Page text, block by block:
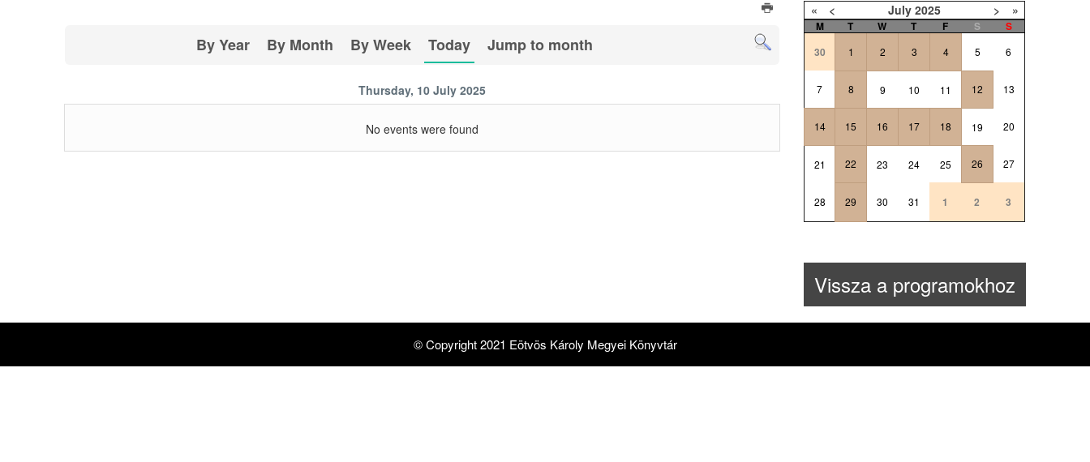
By Year By Month By Week Today Jump to month
Thursday, 10 July 2025
No events were found
« < July 2025 > »
M T W T F S
S
30
1 2 3 4 5 6
7 8 9 10 11 12 13
14 15 16 17 18 19 20
21 22 23 24 25 26 27
28 29 30 31 1 2 3
Vissza a programokhoz
© Copyright 2021 Eötvös Károly Megyei Könyvtár